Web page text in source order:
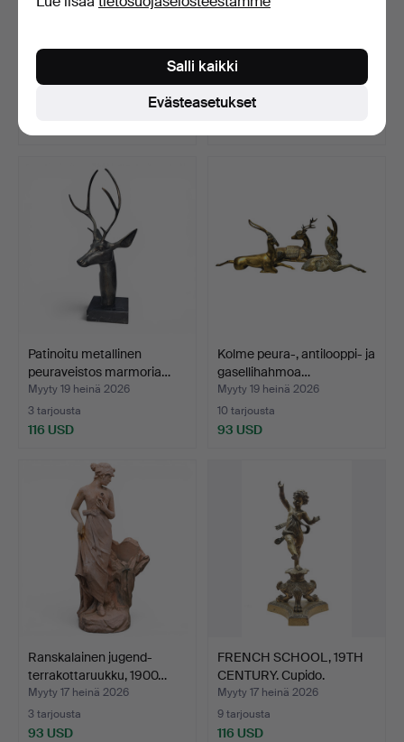
Patinoitu pronssinen
Myyty 23 heinä 2026
LUDOVICO DE LUIGI.
"CAVALLI DI SAN MARCO
I…
Myyty 21 heinä 2026
2 tarjousta
Patinoitu metallinen
peuraveistos marmoria…
Myyty 19 heinä 2026
3 tarjousta
116 USD
Kolme peura-, antilooppi- ja
gasellihahmoa…
Myyty 19 heinä 2026
10 tarjousta
93 USD
Ranskalainen jugend-
terrakottaruukku, 1900…
Myyty 17 heinä 2026
3 tarjousta
93 USD
FRENCH SCHOOL, 19TH
CENTURY. Cupido.
Myyty 17 heinä 2026
9 tarjousta
116 USD
Evästeasetukset
Salli kaikki